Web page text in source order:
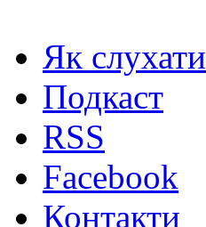
Як слухати
Подкаст
RSS
Facebook
Контакти